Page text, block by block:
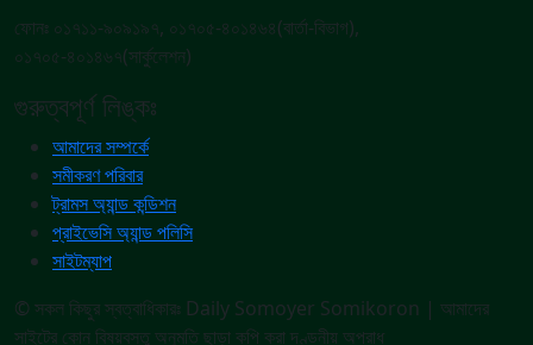
ফোনঃ ০১৭১১-৯০৯১৯৭, ০১৭০৫-৪০১৪৬৪(বার্তা-বিভাগ),
০১৭০৫-৪০১৪৬৭(সার্কুলেশন)
গুরুত্বপূর্ণ লিঙ্কঃ
আমাদের সম্পর্কে
সমীকরণ পরিবার
ট্রামস অ্যান্ড কন্ডিশন
প্রাইভেসি অ্যান্ড পলিসি
সাইটম্যাপ
© সকল কিছুর স্বত্বাধিকারঃ Daily Somoyer Somikoron | আমাদের
সাইটের কোন বিষয়বস্তু অনুমতি ছাড়া কপি করা দণ্ডনীয় অপরাধ